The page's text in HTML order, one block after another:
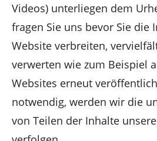
Videos) unterliegen dem
fragen Sie uns bevor Sie die
Website verbreiten,
verwerten wie zum Beispiel
Websites erneut
notwendig, werden wir die
von Teilen der Inhalte